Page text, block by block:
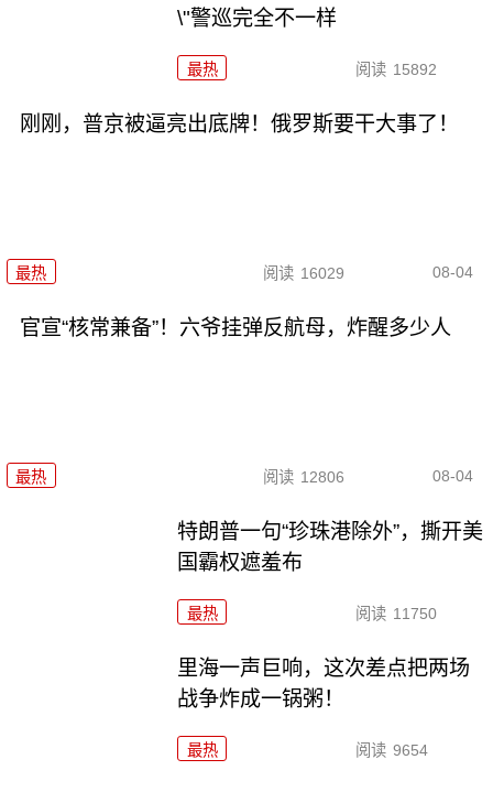
\"警巡完全不一样
最热 阅读 15892
刚刚，普京被逼亮出底牌！俄罗斯要干大事了！
最热 阅读 16029 08-04
官宣“核常兼备”！六爷挂弹反航母，炸醒多少人
最热 阅读 12806 08-04
特朗普一句“珍珠港除外”，撕开美
国霸权遮羞布
最热 阅读 11750
里海一声巨响，这次差点把两场
战争炸成一锅粥！
最热 阅读 9654